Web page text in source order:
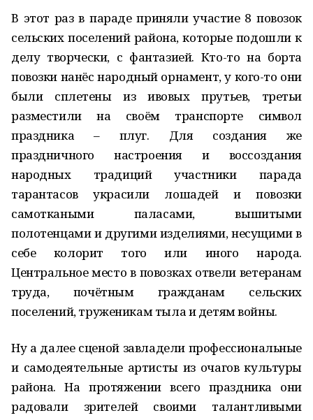
В этот раз в параде приняли участие 8 повозок
сельских поселений района, которые подошли к
делу творчески, с фантазией. Кто-то на борта
повозки нанёс народный орнамент, у кого-то они
были сплетены из ивовых прутьев, третьи
разместили на своём транспорте символ
праздника – плуг. Для создания же
праздничного настроения и воссоздания
народных традиций участники парада
тарантасов украсили лошадей и повозки
самоткаными паласами, вышитыми
полотенцами и другими изделиями, несущими в
себе колорит того или иного народа.
Центральное место в повозках отвели ветеранам
труда, почётным гражданам сельских
поселений, труженикам тыла и детям войны.
Ну а далее сценой завладели профессиональные
и самодеятельные артисты из очагов культуры
района. На протяжении всего праздника они
радовали зрителей своими талантливыми